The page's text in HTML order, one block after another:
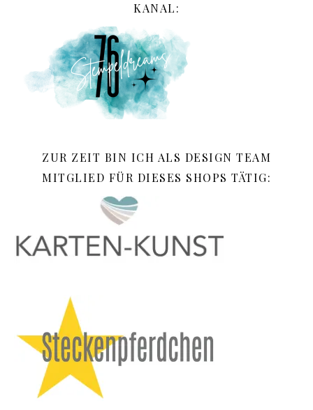
KANAL:
ZUR ZEIT BIN ICH ALS DESIGN TEAM
MITGLIED FÜR DIESES SHOPS TÄTIG: